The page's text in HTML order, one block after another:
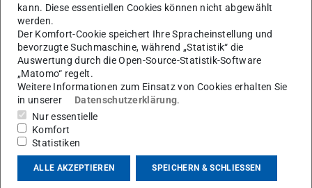
wissenschaftlicher Mitarbeiter
Arbeitsgebiet(e)
Methoden und Wissenschaftstheorie
Kontakt
Max A. Kayser arbeitete als wissenschaftlicher Mitarbeiter
kann. Diese essentiellen Cookies können nicht abgewählt
werden.
Der Komfort-Cookie speichert Ihre Spracheinstellung und
bevorzugte Suchmaschine, während „Statistik“ die
Auswertung durch die Open-Source-Statistik-Software
„Matomo“ regelt.
Weitere Informationen zum Einsatz von Cookies erhalten Sie
in unserer
Datenschutzerklärung.
Nur essentielle
Komfort
Statistiken
ALLE AKZEPTIEREN SPEICHERN & SCHLIESSEN